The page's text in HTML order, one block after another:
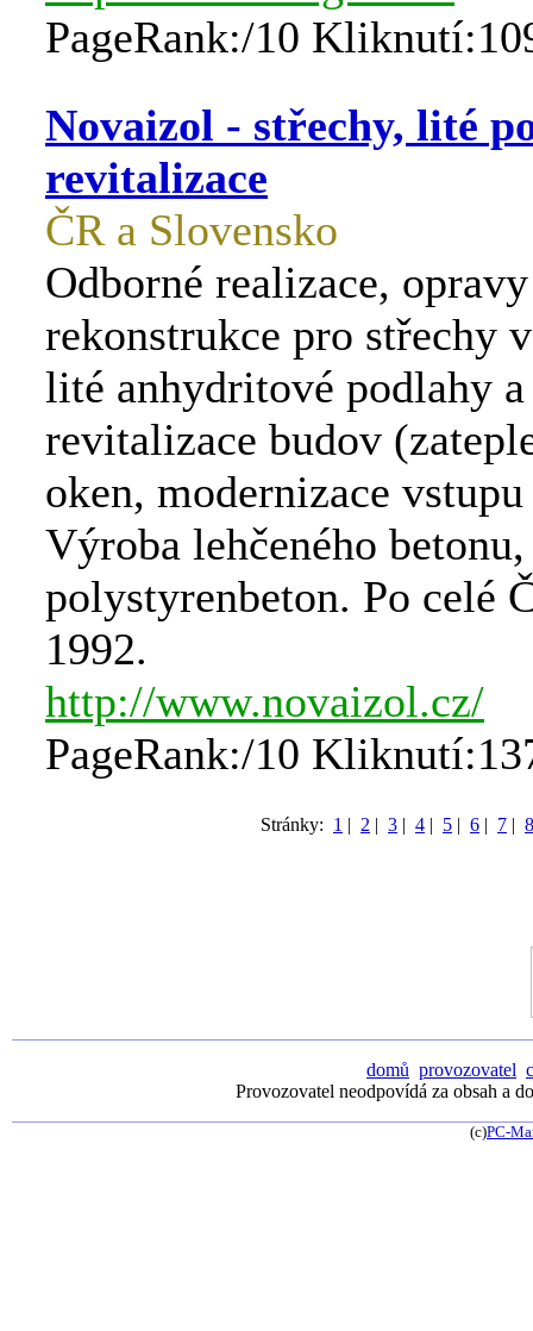
PageRank:/10
Novaizol - střechy, lité
revitalizace
ČR a Slovensko
Odborné realizace,
rekonstrukce pro střechy
lité anhydritové podlahy
revitalizace budov
oken, modernizace
Výroba lehčeného
polystyrenbeton. Po celé
1992.
http://www.novaizol.cz/
PageRank:/10
Stránky: 1 | 2 | 3 | 4 | 5 | 6 | 7 | 8
domů provozovatel
Provozovatel neodpovídá za obsah a
(c)PC-